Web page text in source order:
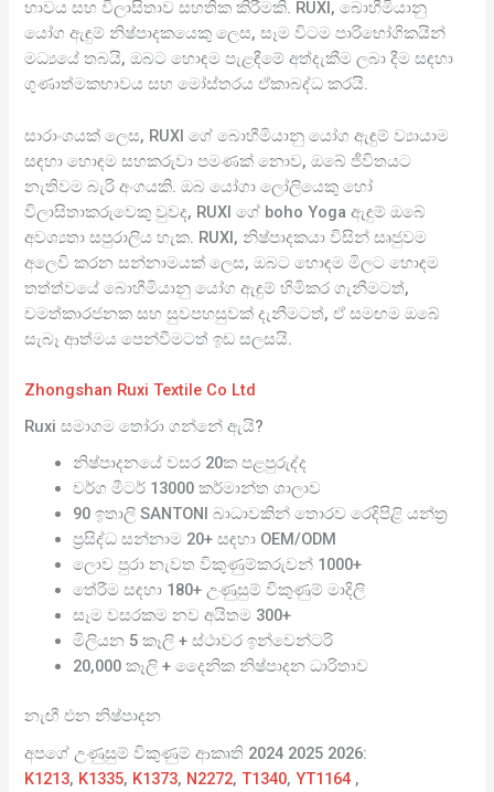
භාවය සහ විලාසිතාව සහතික කිරීමකි. RUXI, බොහීමියානු
යෝග ඇඳුම් නිෂ්පාදකයෙකු ලෙස, සෑම විටම පාරිභෝගිකයින්
මධ්‍යයේ තබයි, ඔබට හොඳම පැළඳීමේ අත්දැකීම ලබා දීම සඳහා
ගුණාත්මකභාවය සහ මෝස්තරය ඒකාබද්ධ කරයි.
සාරාංශයක් ලෙස, RUXI ගේ බොහීමියානු යෝග ඇඳුම් ව්‍යායාම
සඳහා හොඳම සහකරුවා පමණක් නොව, ඔබේ ජීවිතයට
නැතිවම බැරි අංගයකි. ඔබ යෝගා ලෝලියෙකු හෝ
විලාසිතාකරුවෙකු වුවද, RUXI ගේ boho Yoga ඇඳුම් ඔබේ
අවශ්‍යතා සපුරාලිය හැක. RUXI, නිෂ්පාදකයා විසින් සෘජුවම
අලෙවි කරන සන්නාමයක් ලෙස, ඔබට හොඳම මිලට හොඳම
තත්ත්වයේ බොහීමියානු යෝග ඇඳුම් හිමිකර ගැනීමටත්,
චමත්කාරජනක සහ සුවපහසුවක් දැනීමටත්, ඒ සමඟම ඔබේ
සැබෑ ආත්මය පෙන්වීමටත් ඉඩ සලසයි.
Zhongshan Ruxi Textile Co Ltd
Ruxi සමාගම තෝරා ගන්නේ ඇයි?
නිෂ්පාදනයේ වසර 20ක පළපුරුද්ද
වර්ග මීටර් 13000 කර්මාන්ත ශාලාව
90 ඉතාලි SANTONI බාධාවකින් තොරව රෙදිපිළි යන්ත්‍ර
ප්‍රසිද්ධ සන්නාම 20+ සඳහා OEM/ODM
ලොව පුරා නැවත විකුණුම්කරුවන් 1000+
තේරීම සඳහා 180+ උණුසුම් විකුණුම් මාදිලි
සෑම වසරකම නව අයිතම 300+
මිලියන 5 කෑලි + ස්ථාවර ඉන්වෙන්ටරි
20,000 කෑලි + දෛනික නිෂ්පාදන ධාරිතාව
නැඟී එන නිෂ්පාදන
අපගේ උණුසුම් විකුණුම් ආකෘති 2024 2025 2026:
K1213, K1335, K1373, N2272,T1340,YT1164 ,